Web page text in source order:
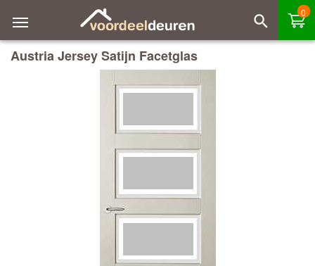
0
Austria Jersey Satijn Facetglas